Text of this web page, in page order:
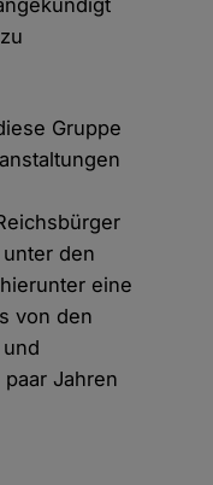
Gruppe
den
eine
von den
Jahren